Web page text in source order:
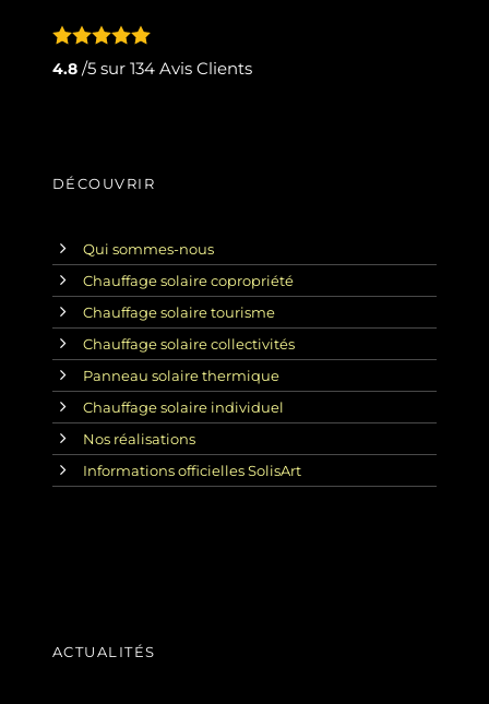
4.8/5 sur 134Avis Clients
DÉCOUVRIR
Qui sommes-nous
Chauffage solaire copropriété
Chauffage solaire tourisme
Chauffage solaire collectivités
Panneau solaire thermique
Chauffage solaire individuel
Nos réalisations
Informations officielles SolisArt
ACTUALITÉS